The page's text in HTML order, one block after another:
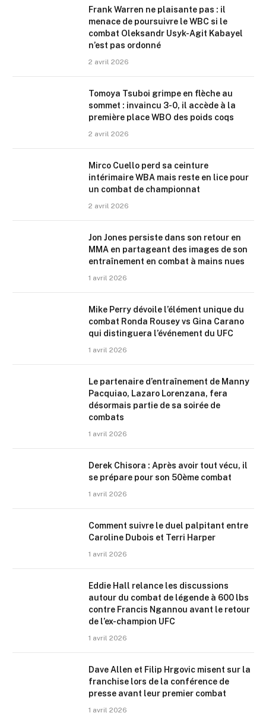
Frank Warren ne plaisante pas : il
menace de poursuivre le WBC si le
combat Oleksandr Usyk-Agit Kabayel
n’est pas ordonné
2 avril 2026
Tomoya Tsuboi grimpe en flèche au
sommet : invaincu 3-0, il accède à la
première place WBO des poids coqs
2 avril 2026
Mirco Cuello perd sa ceinture
intérimaire WBA mais reste en lice pour
un combat de championnat
2 avril 2026
Jon Jones persiste dans son retour en
MMA en partageant des images de son
entraînement en combat à mains nues
1 avril 2026
Mike Perry dévoile l’élément unique du
combat Ronda Rousey vs Gina Carano
qui distinguera l’événement du UFC
1 avril 2026
Le partenaire d’entraînement de Manny
Pacquiao, Lazaro Lorenzana, fera
désormais partie de sa soirée de
combats
1 avril 2026
Derek Chisora : Après avoir tout vécu, il
se prépare pour son 50ème combat
1 avril 2026
Comment suivre le duel palpitant entre
Caroline Dubois et Terri Harper
1 avril 2026
Eddie Hall relance les discussions
autour du combat de légende à 600 lbs
contre Francis Ngannou avant le retour
de l’ex-champion UFC
1 avril 2026
Dave Allen et Filip Hrgovic misent sur la
franchise lors de la conférence de
presse avant leur premier combat
1 avril 2026